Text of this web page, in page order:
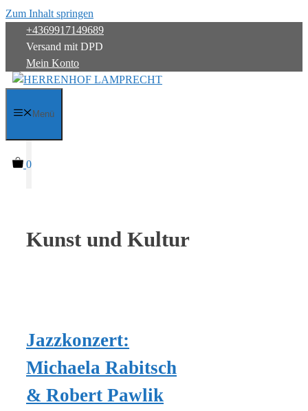
Zum Inhalt springen
+4369917149689
Versand mit DPD
Mein Konto
Menü
0
Kunst und Kultur
Jazzkonzert:
Michaela Rabitsch
& Robert Pawlik